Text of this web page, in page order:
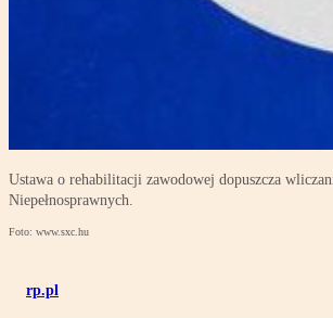
Ustawa o rehabilitacji zawodowej dopuszcza
Niepełnosprawnych.
Foto: www.sxc.hu
rp.pl